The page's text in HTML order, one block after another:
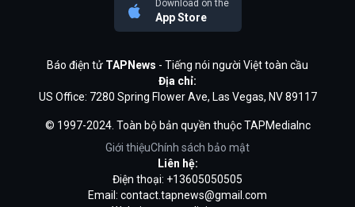
Download on the
App Store
Báo điện tử TAPNews - Tiếng nói người Việt toàn cầu
Địa chỉ:
US Office: 7280 Spring Flower Ave, Las Vegas, NV 89117
© 1997-2024. Toàn bộ bản quyền thuộc TAPMediaInc
Giới thiệuChính sách bảo mật
Liên hệ:
Điện thoại: +13605050505
Email: contact.tapnews@gmail.com